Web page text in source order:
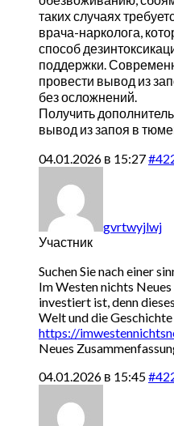
таких случаях
врача-нарколога,
способ
поддержки.
провести вывод из
без осложнений.
Получить
вывод из запоя в
04.01.2026 в 15:27
gvrtwyjlwj
Участник
Suchen Sie nach einer
Im Westen nichts
investiert ist, denn
Welt und die
https://
Neues
04.01.2026 в 15:45